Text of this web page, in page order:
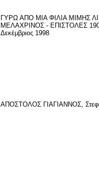
ΓΥΡΩ ΑΠΟ ΜΙΑ ΦΙΛΙΑ ΜΙΜΗΣ
ΜΕΛΑΧΡΙΝΟΣ - ΕΠΙΣΤΟΛΕΣ
Δεκέμβριος 1998
ΑΠΟΣΤΟΛΟΣ ΓΙΑΓΙΑΝΝΟΣ,